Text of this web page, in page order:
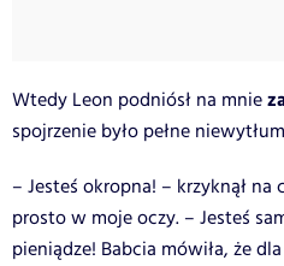
Wtedy Leon podniósł na mnie
spojrzenie było pełne
– Jesteś okropna! – krzyknął na
prosto w moje oczy. – Jesteś
pieniądze! Babcia mówiła, że